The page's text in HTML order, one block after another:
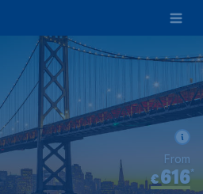
€616*
From